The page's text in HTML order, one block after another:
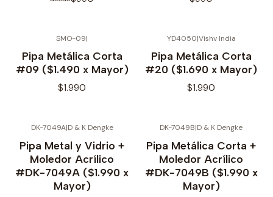
SMO-09|
Pipa Metálica Corta
#09 ($1.490 x Mayor)
$1.990
YD4050|Vishv India
Pipa Metálica Corta
#20 ($1.690 x Mayor)
$1.990
DK-7049A|D & K Dengke
Pipa Metal y Vidrio +
Moledor Acrílico
#DK-7049A ($1.990 x
Mayor)
DK-7049B|D & K Dengke
Pipa Metálica Corta +
Moledor Acrílico
#DK-7049B ($1.990 x
Mayor)